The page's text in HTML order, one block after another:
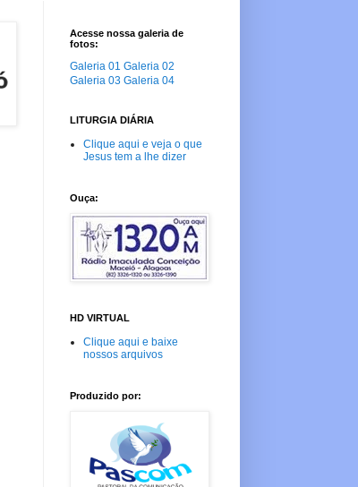
Acesse nossa galeria de
fotos:
Galeria 01 Galeria 02
Galeria 03 Galeria 04
LITURGIA DIÁRIA
Clique aqui e veja o que
Jesus tem a lhe dizer
Ouça:
HD VIRTUAL
Clique aqui e baixe
nossos arquivos
Produzido por: